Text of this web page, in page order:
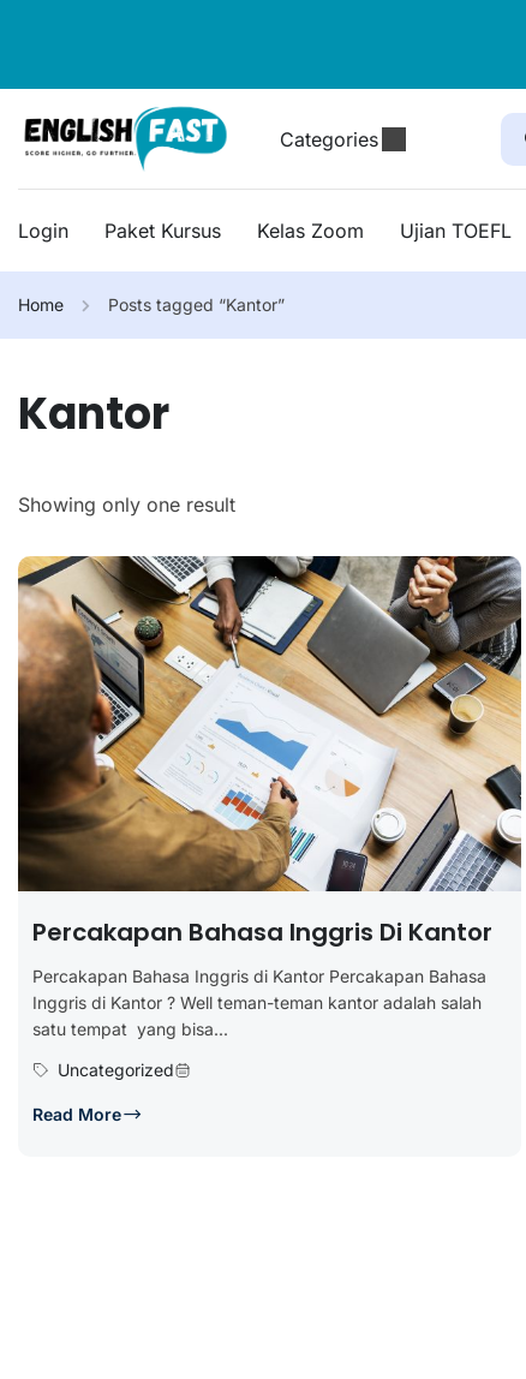
Categories
Login Paket Kursus Kelas Zoom Ujian TOEFL
Home Posts tagged “Kantor”
Kantor
Showing only one result
Percakapan Bahasa Inggris Di Kantor
Percakapan Bahasa Inggris di Kantor Percakapan Bahasa
Inggris di Kantor ? Well teman-teman kantor adalah salah
satu tempat yang bisa...
Uncategorized
Read More